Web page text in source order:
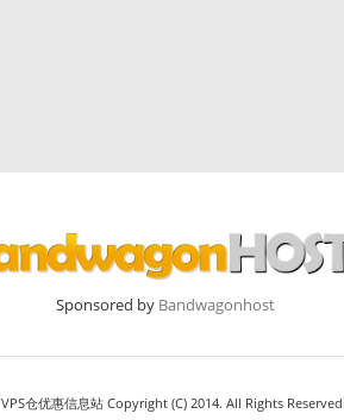
Sponsored by Bandwagonhost
VPS仓优惠信息站 Copyright (C) 2014. All Rights Reserved.